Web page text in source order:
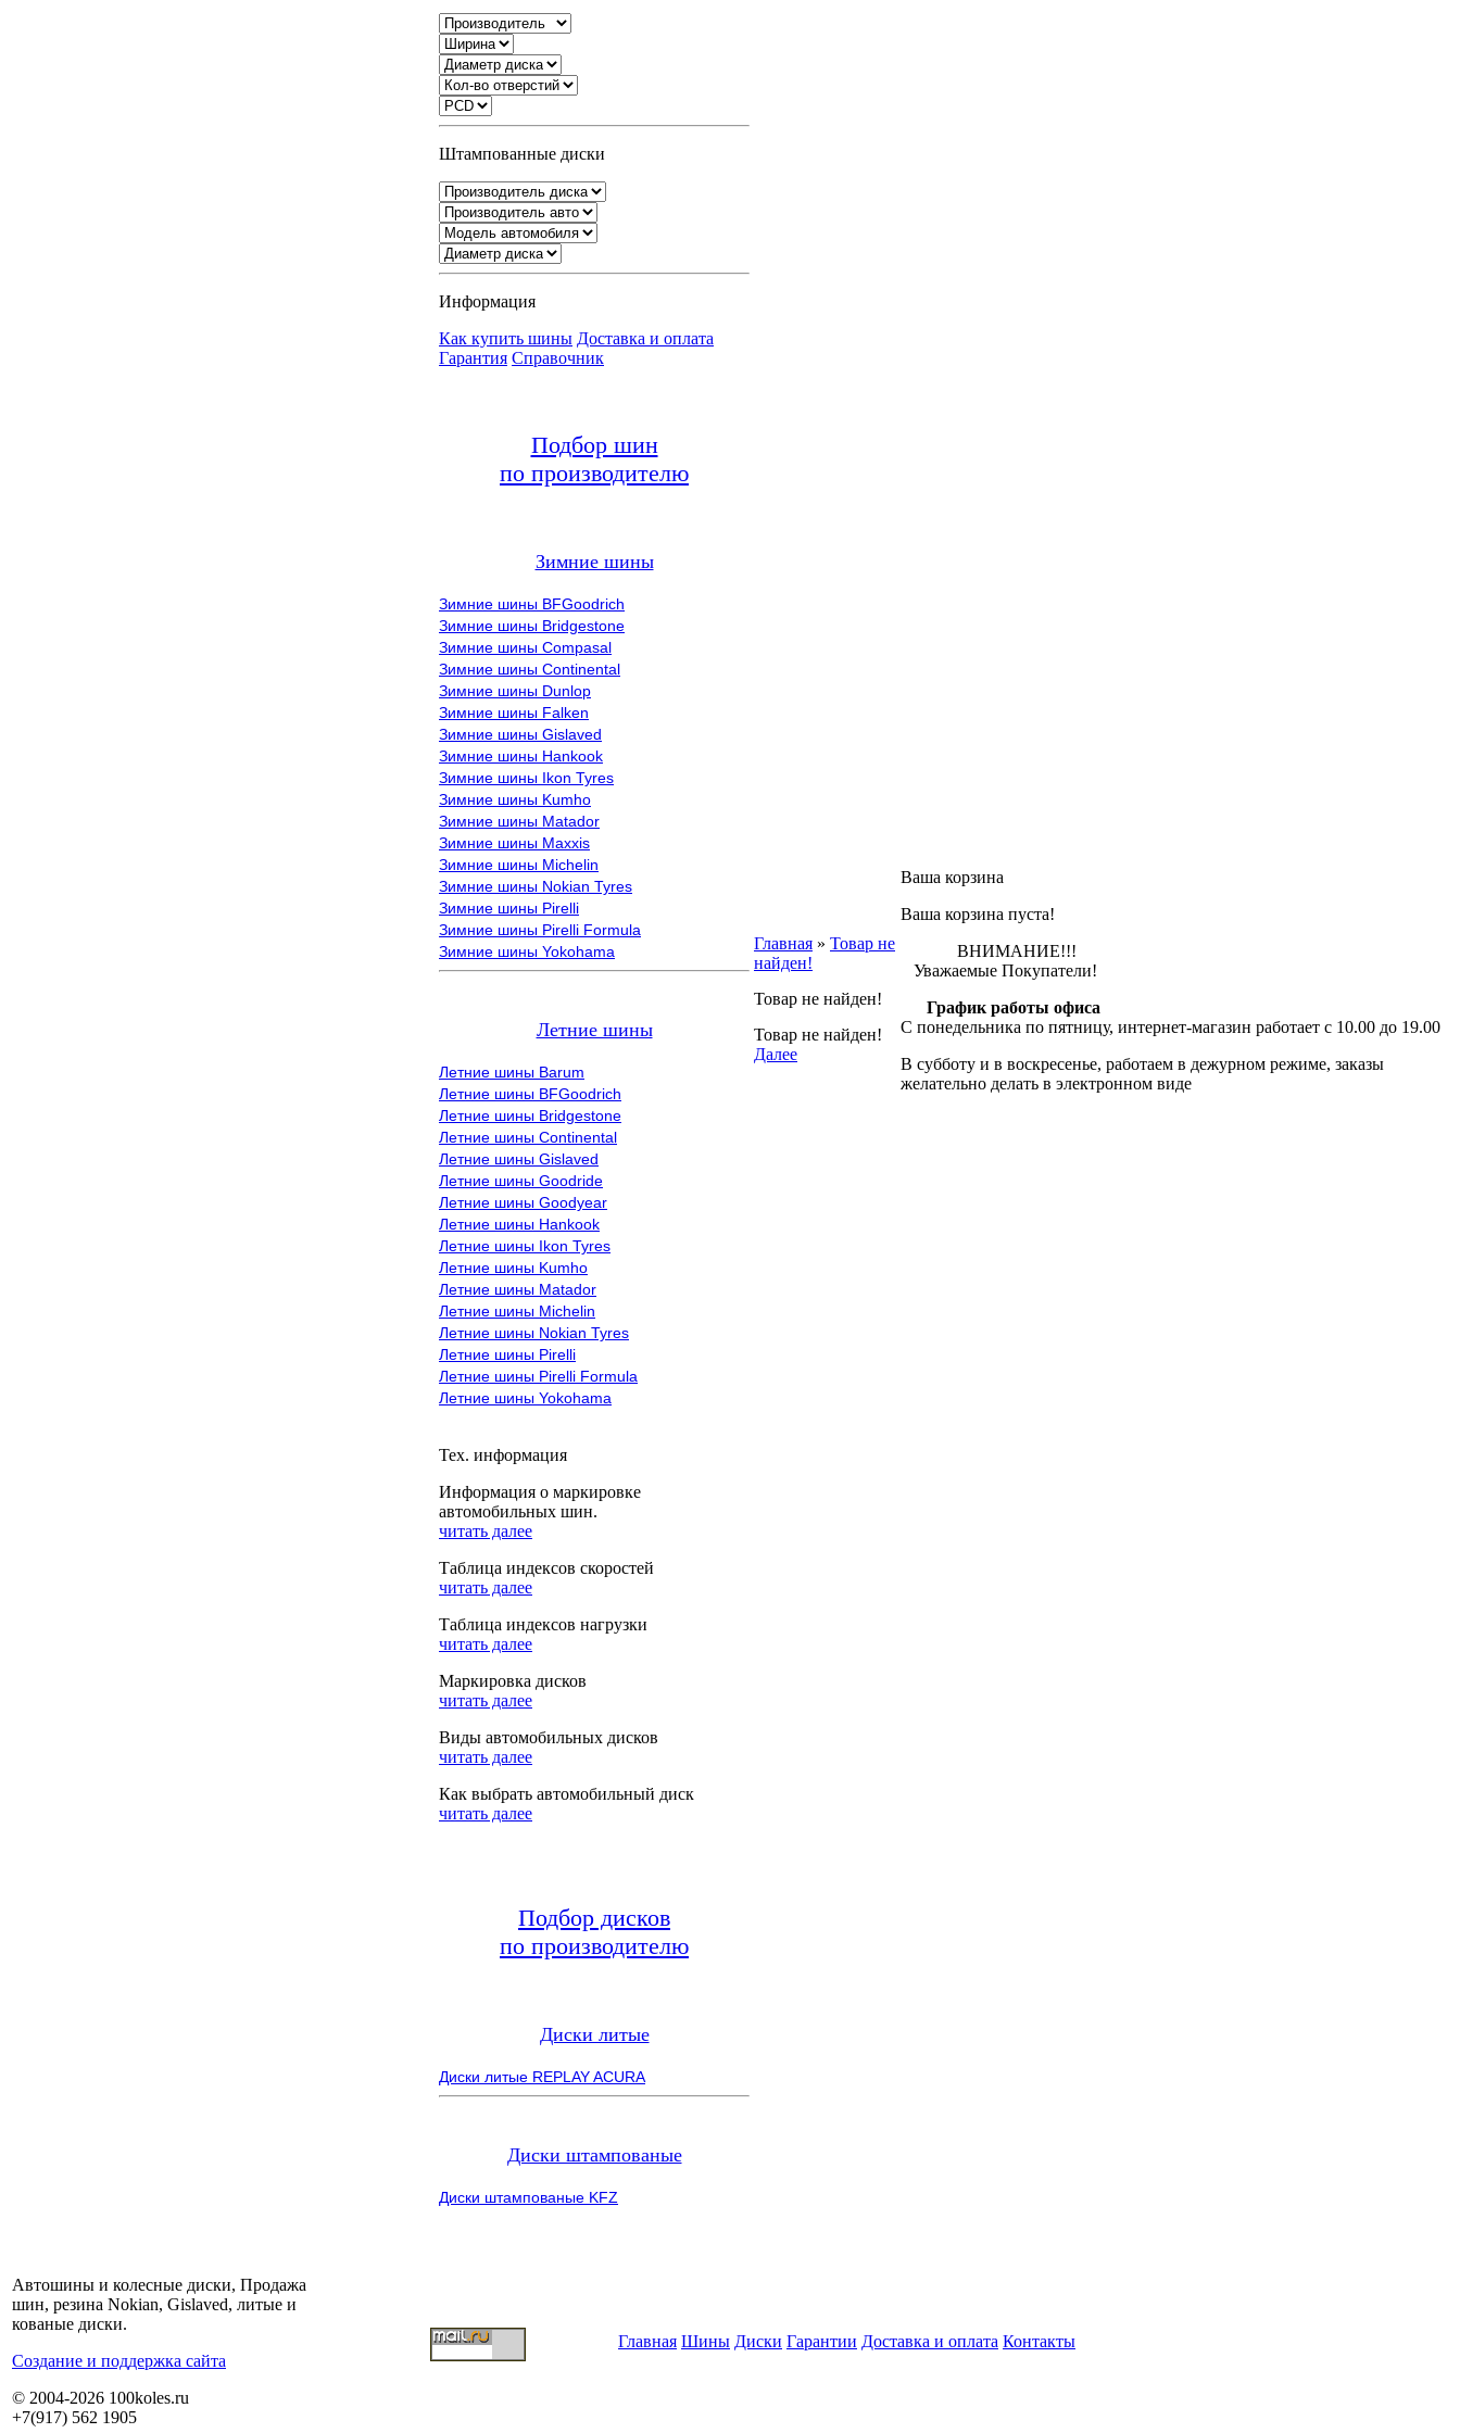
Штампованные диски
Информация
Как купить шины Доставка и оплата
Гарантия Справочник
Подбор шин
по производителю
Зимние шины
Зимние шины BFGoodrich
Зимние шины Bridgestone
Зимние шины Compasal
Зимние шины Continental
Зимние шины Dunlop
Зимние шины Falken
Зимние шины Gislaved
Зимние шины Hankook
Зимние шины Ikon Tyres
Зимние шины Kumho
Зимние шины Matador
Зимние шины Maxxis
Зимние шины Michelin
Зимние шины Nokian Tyres
Зимние шины Pirelli
Зимние шины Pirelli Formula
Зимние шины Yokohama
Летние шины
Летние шины Barum
Летние шины BFGoodrich
Летние шины Bridgestone
Летние шины Continental
Летние шины Gislaved
Летние шины Goodride
Летние шины Goodyear
Летние шины Hankook
Летние шины Ikon Tyres
Летние шины Kumho
Летние шины Matador
Летние шины Michelin
Летние шины Nokian Tyres
Летние шины Pirelli
Летние шины Pirelli Formula
Летние шины Yokohama
Тех. информация
Информация о маркировке
автомобильных шин.
читать далее
Таблица индексов скоростей
читать далее
Таблица индексов нагрузки
читать далее
Маркировка дисков
читать далее
Виды автомобильных дисков
читать далее
Как выбрать автомобильный диск
читать далее
Подбор дисков
по производителю
Диски литые
Диски литые REPLAY ACURA
Диски штампованые
Диски штампованые KFZ
Главная » Товар не
найден!
Товар не найден!
Товар не найден!
Далее
Ваша корзина
Ваша корзина пуста!
ВНИМАНИЕ!!!
Уважаемые Покупатели!
График работы офиса
С понедельника по пятницу, интернет-магазин работает с 10.00 до 19.00
В субботу и в воскресенье, работаем в дежурном режиме, заказы
желательно делать в электронном виде
Автошины и колесные диски, Продажа
шин, резина Nokian, Gislaved, литые и
кованые диски.
Cоздание и поддержка сайта
© 2004-2026 100koles.ru
+7(917) 562 1905
Главная Шины Диски Гарантии Доставка и оплата Контакты